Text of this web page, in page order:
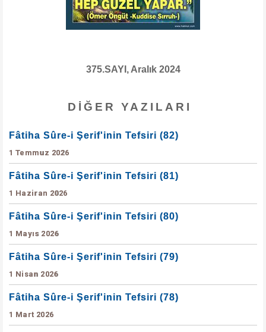
375.SAYI, Aralık 2024
DIĞER YAZILARI
Fâtiha Sûre-i Şerif'inin Tefsiri (82)
1 Temmuz 2026
Fâtiha Sûre-i Şerif'inin Tefsiri (81)
1 Haziran 2026
Fâtiha Sûre-i Şerif'inin Tefsiri (80)
1 Mayıs 2026
Fâtiha Sûre-i Şerif'inin Tefsiri (79)
1 Nisan 2026
Fâtiha Sûre-i Şerif'inin Tefsiri (78)
1 Mart 2026